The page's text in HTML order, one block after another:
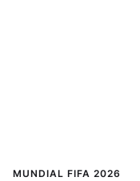
MUNDIAL FIFA 2026